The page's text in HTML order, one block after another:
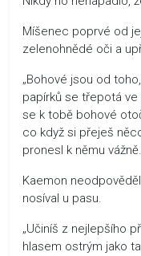
Míšenec poprvé od
zelenohnědé oči a
„Bohové jsou od
papírků se třepotá
se k tobě bohové
co když si přeješ
pronesl k němu vážně.
Kaemon
nosíval u pasu.
„Učiníš z nejlepšího
hlasem ostrým jako